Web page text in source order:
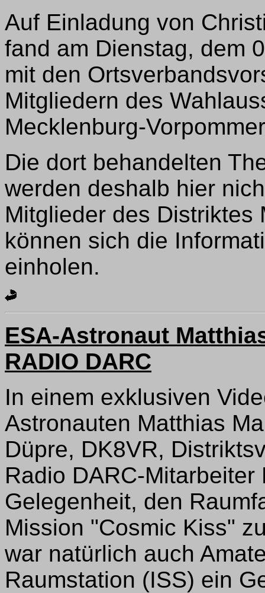
Auf Einladung von
fand am Dienstag, dem
mit den
Mitgliedern des
Mecklenburg-
Die dort behandelten
werden deshalb hier
Mitglieder des Distriktes
können sich die
einholen.
ESA-Astronaut
RADIO DARC
In einem exklusiven
Astronauten Matthias
Düpre, DK8VR,
Radio DARC-
Gelegenheit, den
Mission "Cosmic Kiss"
war natürlich auch
Raumstation (ISS) ein